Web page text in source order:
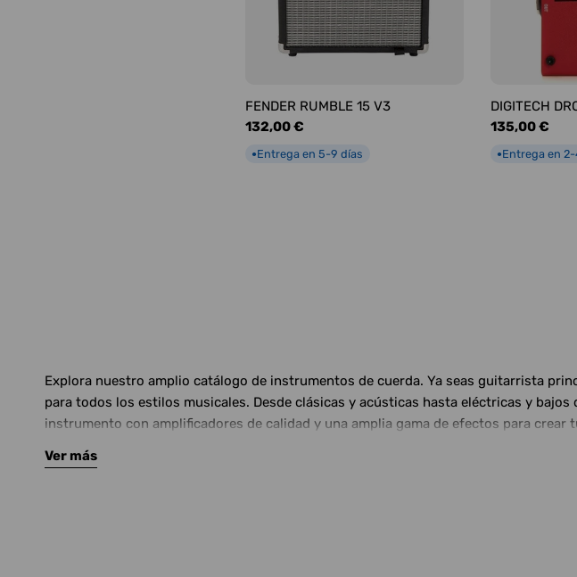
FENDER RUMBLE 15 V3
Precio
132,00 €
●Entrega en 5-9 días
DIGITECH
Precio
135,00 €
●Entrega en
Explora nuestro amplio catálogo de instrumentos de cuerda. Ya seas guitarrista
para todos los estilos musicales. Desde clásicas y acústicas hasta eléctricas y
instrumento con amplificadores de calidad y una amplia gama de efectos para crear
Ver más